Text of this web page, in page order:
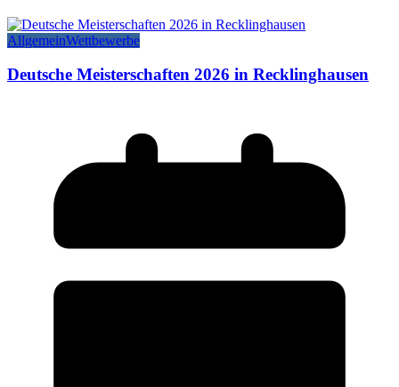
AllgemeinWettbewerbe
Deutsche Meisterschaften 2026 in Recklinghausen